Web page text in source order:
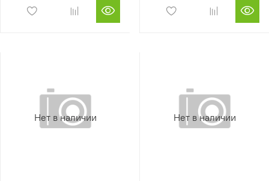
Нет в наличии Нет в наличии